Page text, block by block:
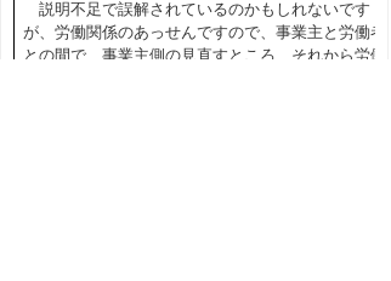
説明不足で誤解されているのかもしれないです
が、労働関係のあっせんですので、事業主と労働者
との間で、事業主側の見直すところ、それから労働